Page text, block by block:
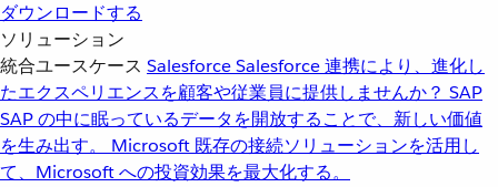
ダウンロードする
ソリューション
統合ユースケース SalesforceSalesforce 連携により、進化し
たエクスペリエンスを顧客や従業員に提供しませんか？ SAP
SAP の中に眠っているデータを開放することで、新しい価値
を生み出す。
Microsoft 既存の接続ソリューションを活用し
て、Microsoft への投資効果を最大化する。